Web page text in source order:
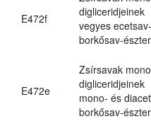
E472f
digliceridjeinek
vegyes
borkősav-
E472e
Zsírsavak
digliceridjeinek
mono- és
borkősav-